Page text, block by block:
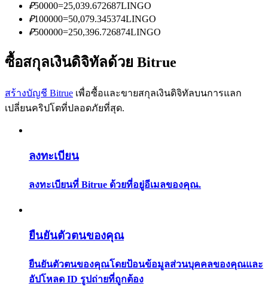
แนะนำ
คู่มือเริ่มต้นฟิวเจอร์ส
เรียนรู้วิธีการรักษาผลกำไร
₽50000=25,039.672687LINGO
₽100000=50,079.345374LINGO
₽500000=250,396.726874LINGO
ซื้อสกุลเงินดิจิทัลด้วย Bitrue
สร้างบัญชี Bitrue เพื่อซื้อและขายสกุลเงินดิจิทัลบนการแลก
เปลี่ยนคริปโตที่ปลอดภัยที่สุด.
ลงทะเบียน
ลงทะเบียนที่ Bitrue ด้วยที่อยู่อีเมลของคุณ.
ยืนยันตัวตนของคุณ
ยืนยันตัวตนของคุณโดยป้อนข้อมูลส่วนบุคคลของคุณและ
อัปโหลด ID รูปถ่ายที่ถูกต้อง